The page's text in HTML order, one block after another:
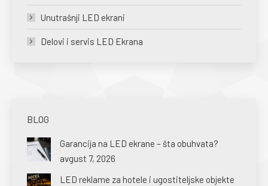
Unutrašnji LED ekrani
Delovi i servis LED Ekrana
BLOG
Garancija na LED ekrane – šta obuhvata?
avgust 7, 2026
LED reklame za hotele i ugostiteljske objekte